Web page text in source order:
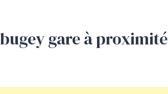
gare à proximité